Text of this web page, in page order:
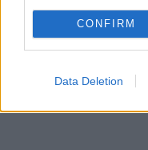
CONFIRM
Data Deletion